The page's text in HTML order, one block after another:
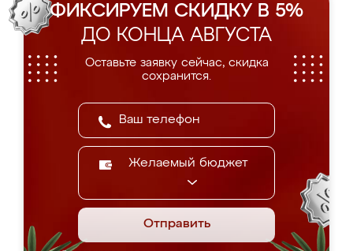
ФИКСИРУЕМ СКИДКУ В 5%
ДО КОНЦА АВГУСТА
Оставьте заявку сейчас, скидка
сохранится.
Желаемый бюджет
Отправить